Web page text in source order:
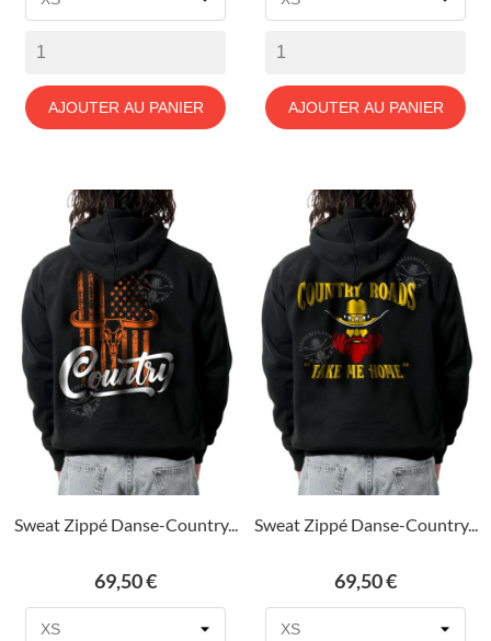
AJOUTER AU PANIER AJOUTER AU PANIER
Sweat Zippé Danse-Country...
Prix
69,50 €
Sweat Zippé Danse-Country...
Prix
69,50 €